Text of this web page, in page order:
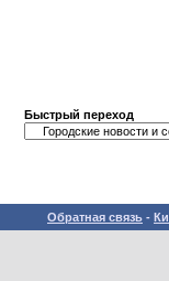
Быстрый переход
Обратная связь -